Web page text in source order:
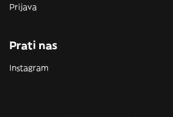
Prijava
Prati nas
Instagram